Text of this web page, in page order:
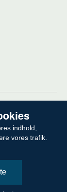
i
frisk i
indhold,
vores trafik.